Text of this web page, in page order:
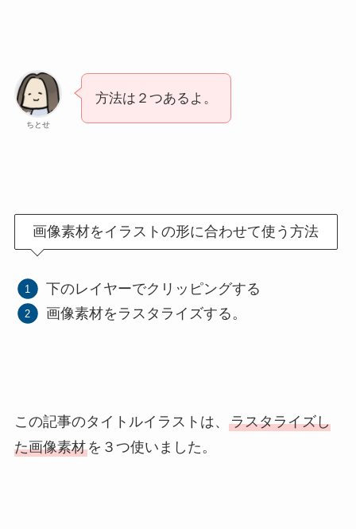
ちとせ
方法は２つあるよ。
画像素材をイラストの形に合わせて使う方法
下のレイヤーでクリッピングする
画像素材をラスタライズする。
この記事のタイトルイラストは、 ラスタライズし
た画像素材を３つ使いました。